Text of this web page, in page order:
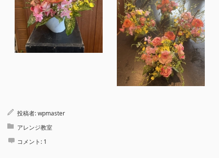
投稿者:wpmaster
アレンジ教室
コメント: 1